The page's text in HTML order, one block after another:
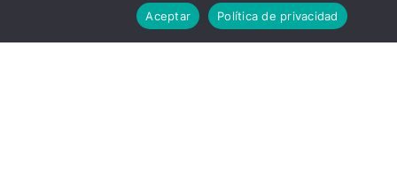
Aceptar
Política de privacidad